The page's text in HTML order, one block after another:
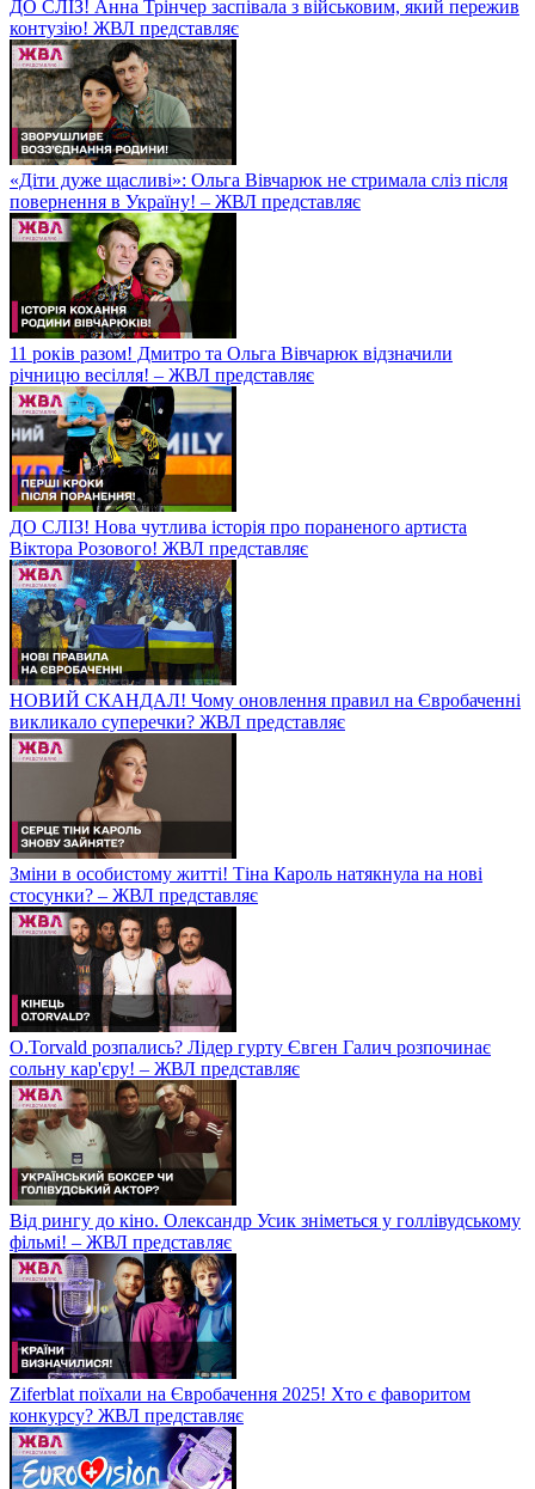
ДО СЛІЗ! Анна Трінчер заспівала з військовим, який пережив
контузію! ЖВЛ представляє
«Діти дуже щасливі»: Ольга Вівчарюк не стримала сліз після
повернення в Україну! – ЖВЛ представляє
11 років разом! Дмитро та Ольга Вівчарюк відзначили
річницю весілля! – ЖВЛ представляє
ДО СЛІЗ! Нова чутлива історія про пораненого артиста
Віктора Розового! ЖВЛ представляє
НОВИЙ СКАНДАЛ! Чому оновлення правил на Євробаченні
викликало суперечки? ЖВЛ представляє
Зміни в особистому житті! Тіна Кароль натякнула на нові
стосунки? – ЖВЛ представляє
O.Torvald розпались? Лідер гурту Євген Галич розпочинає
сольну кар'єру! – ЖВЛ представляє
Від рингу до кіно. Олександр Усик зніметься у голлівудському
фільмі! – ЖВЛ представляє
Ziferblat поїхали на Євробачення 2025! Хто є фаворитом
конкурсу? ЖВЛ представляє